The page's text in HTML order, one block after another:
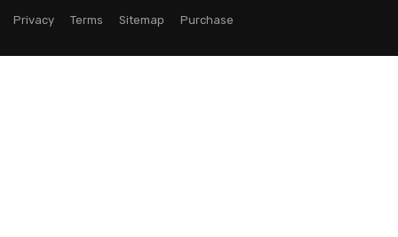
Privacy Terms Sitemap Purchase